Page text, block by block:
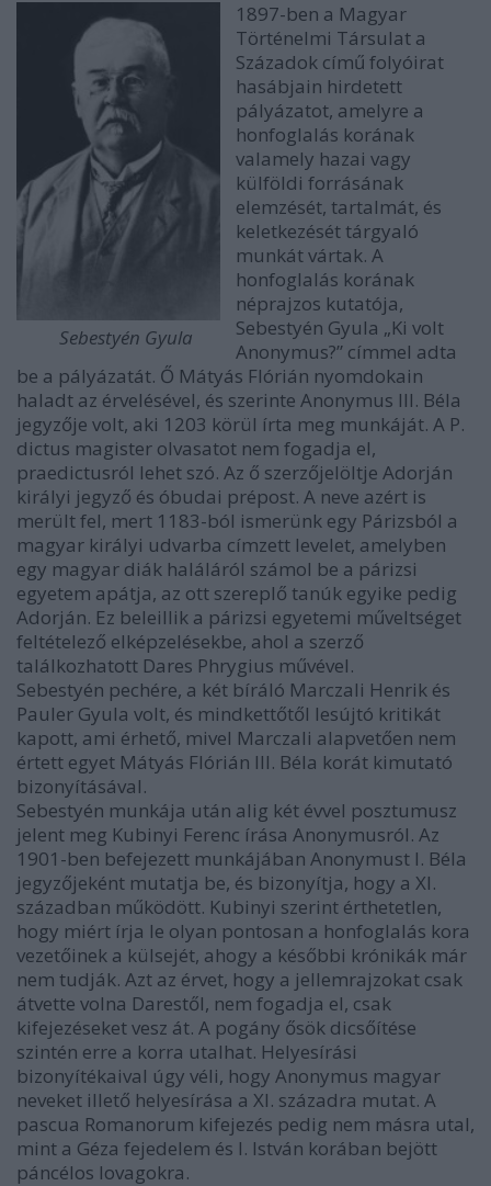
Sebestyén Gyula
1897-ben a Magyar
Történelmi Társulat a
Századok című folyóirat
hasábjain hirdetett
pályázatot, amelyre a
honfoglalás korának
valamely hazai vagy
külföldi forrásának
elemzését, tartalmát, és
keletkezését tárgyaló
munkát vártak. A
honfoglalás korának
néprajzos kutatója,
Sebestyén Gyula „Ki volt
Anonymus?” címmel adta
be a pályázatát. Ő Mátyás Flórián nyomdokain
haladt az érvelésével, és szerinte Anonymus III. Béla
jegyzője volt, aki 1203 körül írta meg munkáját. A P.
dictus magister olvasatot nem fogadja el,
praedictusról lehet szó. Az ő szerzőjelöltje Adorján
királyi jegyző és óbudai prépost. A neve azért is
merült fel, mert 1183-ból ismerünk egy Párizsból a
magyar királyi udvarba címzett levelet, amelyben
egy magyar diák haláláról számol be a párizsi
egyetem apátja, az ott szereplő tanúk egyike pedig
Adorján. Ez beleillik a párizsi egyetemi műveltséget
feltételező elképzelésekbe, ahol a szerző
találkozhatott Dares Phrygius művével.
Sebestyén pechére, a két bíráló Marczali Henrik és
Pauler Gyula volt, és mindkettőtől lesújtó kritikát
kapott, ami érhető, mivel Marczali alapvetően nem
értett egyet Mátyás Flórián III. Béla korát kimutató
bizonyításával.
Sebestyén munkája után alig két évvel posztumusz
jelent meg Kubinyi Ferenc írása Anonymusról. Az
1901-ben befejezett munkájában Anonymust I. Béla
jegyzőjeként mutatja be, és bizonyítja, hogy a XI.
században működött. Kubinyi szerint érthetetlen,
hogy miért írja le olyan pontosan a honfoglalás kora
vezetőinek a külsejét, ahogy a későbbi krónikák már
nem tudják. Azt az érvet, hogy a jellemrajzokat csak
átvette volna Darestől, nem fogadja el, csak
kifejezéseket vesz át. A pogány ősök dicsőítése
szintén erre a korra utalhat. Helyesírási
bizonyítékaival úgy véli, hogy Anonymus magyar
neveket illető helyesírása a XI. századra mutat. A
pascua Romanorum kifejezés pedig nem másra utal,
mint a Géza fejedelem és I. István korában bejött
páncélos lovagokra.